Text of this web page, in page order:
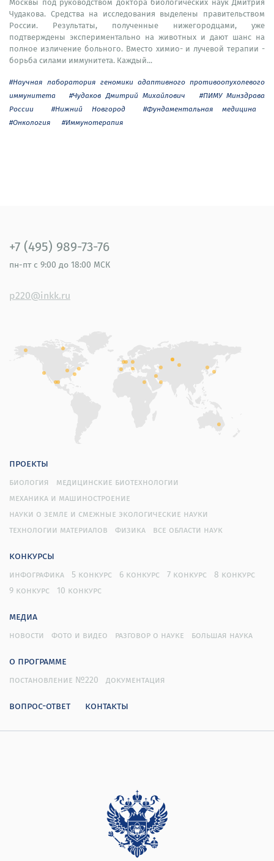
Чудакова. Средства на исследования выделены правительством
России. Результаты, полученные нижегородцами, уже
подтверждены экспериментально на животных и дают шанс на
полное изличение больного. Вместо химио- и лучевой терапии -
борьба силами иммунитета. Каждый...
#Научная лаборатория геномики адаптивного противоопухолевого
иммунитета
#Чудаков Дмитрий Михайлович
#ПИМУ Минздрава
России
#Нижний Новгород
#Фундаментальная медицина
#Онкология
#Иммунотерапия
+7 (495) 989-73-76
пн-пт с 9:00 до 18:00 МСК
p220@inkk.ru
проекты
биология
медицинские биотехнологии
механика и машиностроение
науки о земле и смежные экологические науки
технологии материалов
физика все области наук
конкурсы
инфографика 5 конкурс 6 конкурс 7 конкурс
8 конкурс
9 конкурс
10 конкурс
медиа
новости фото и видео разговор о науке большая наука
о программе
постановление №220 документация
вопрос-ответ контакты